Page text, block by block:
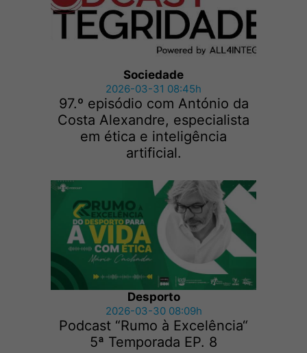
Sociedade
2026-03-31 08:45h
97.º episódio com António da
Costa Alexandre, especialista
em ética e inteligência
artificial.
Desporto
2026-03-30 08:09h
Podcast “Rumo à Excelência“
5ª Temporada EP. 8